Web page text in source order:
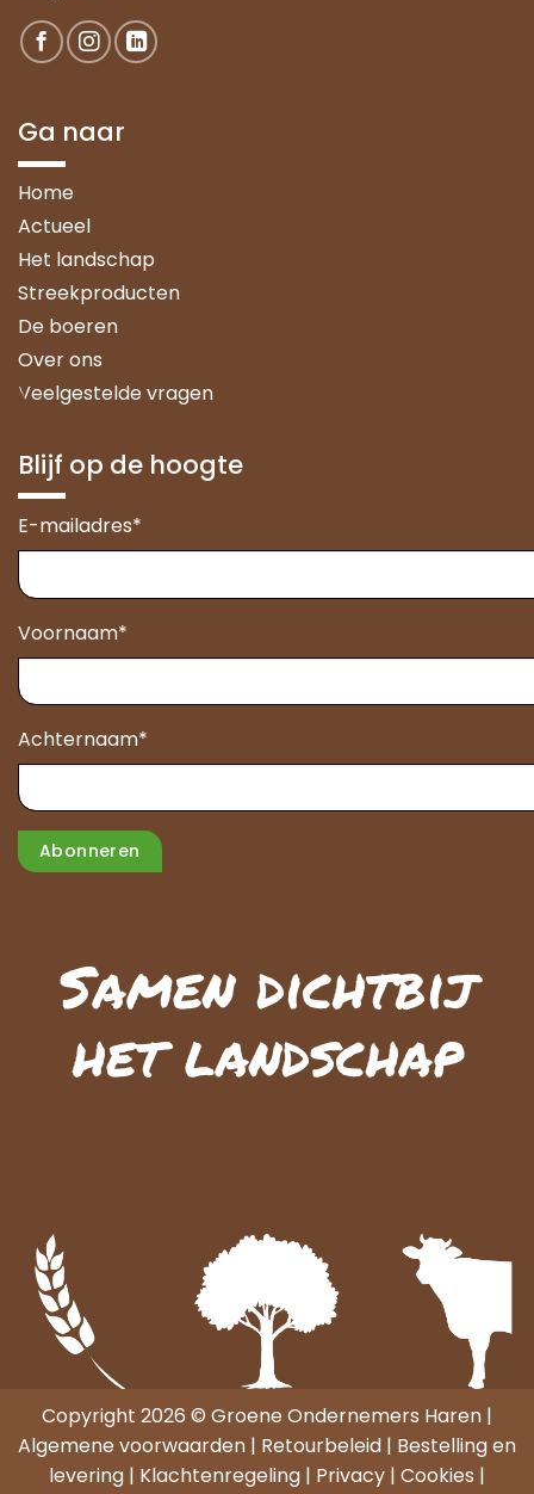
Ga naar
Home
Actueel
Het landschap
Streekproducten
De boeren
Over ons
Veelgestelde vragen
Blijf op de hoogte
E-mailadres*
Voornaam*
Achternaam*
Abonneren
Samen dichtbij
het landschap
Copyright 2026 © Groene Ondernemers Haren |
Algemene voorwaarden | Retourbeleid | Bestelling en
levering | Klachtenregeling | Privacy | Cookies |